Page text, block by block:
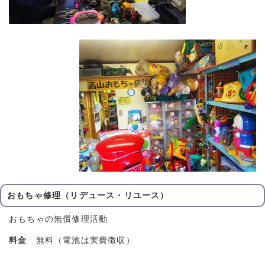
おもちゃ修理（リデュース・リユース）
おもちゃの無償修理活動
料金 無料（電池は実費徴収）